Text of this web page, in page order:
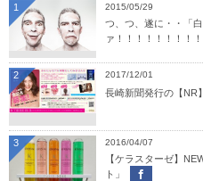
2015/05/29
つ、つ、遂に・・「
ァ！！！！！！！！！
1
2017/12/01
長崎新聞発行の【NR
2
2016/04/07
【ケラスターゼ】
ト」
3